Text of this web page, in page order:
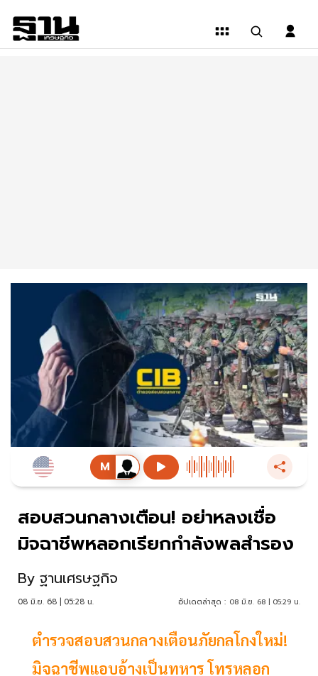
สอบสวนกลางเตือน! อย่าหลงเชื่อ
มิจฉาชีพหลอกเรียกกำลังพลสำรอง
By ฐานเศรษฐกิจ
08 มิ.ย. 68 | 05:28 น. อัปเดตล่าสุด : 08 มิ.ย. 68 | 05:29 น.
ตำรวจสอบสวนกลางเตือนภัยกลโกงใหม่!
มิจฉาชีพแอบอ้างเป็นทหาร โทรหลอก